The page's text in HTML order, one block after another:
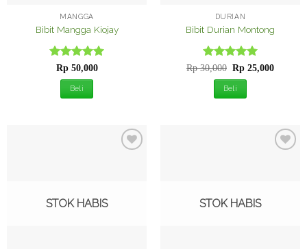
MANGGA
Bibit Mangga Kiojay
Dinilai5
dari 5
Rp50,000
Beli
DURIAN
Bibit Durian Montong
Dinilai5
dari 5
Rp30,000 Harga
aslinya
adalah:
Rp 30,000.
Rp 25,000Harga
Beli
STOK HABIS STOK HABIS